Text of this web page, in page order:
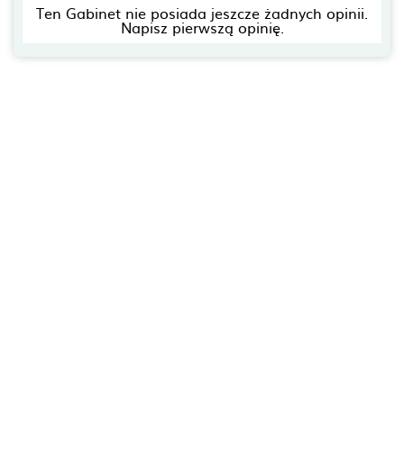
Ten Gabinet nie posiada jeszcze żadnych opinii.
Napisz pierwszą opinię.